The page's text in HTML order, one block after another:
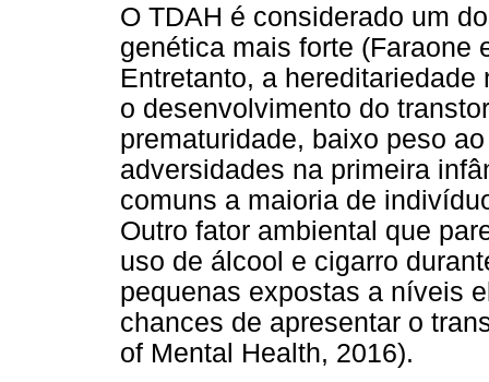
O TDAH é considerado um
genética mais forte (Faraone
Entretanto, a
o desenvolvimento do
prematuridade, baixo peso
adversidades na primeira
comuns a maioria de
Outro fator ambiental que
uso de álcool e cigarro
pequenas expostas a níveis
chances de apresentar o
of Mental Health, 2016).